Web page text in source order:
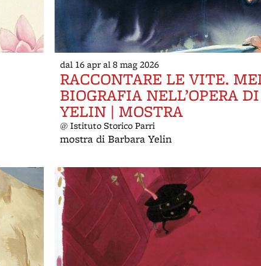
dal 16 apr al 8 mag 2026
RACCONTARE LE VITE.
BIOGRAFIA NELL’OPERA
YELIN | MOSTRA
@ Istituto Storico Parri
mostra di Barbara Yelin